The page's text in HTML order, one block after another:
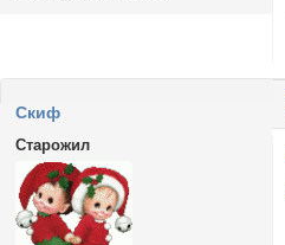
Cкиф
Старожил